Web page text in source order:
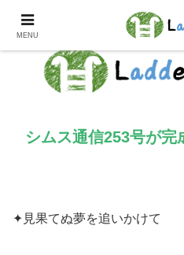
シムス通信253号が完
✦見果てぬ夢を追いかけて
MENU